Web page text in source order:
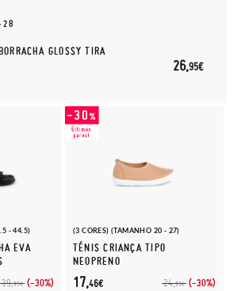
28
GLOSSY TIRA
26,95€
- 44.5)
EVA
39,95€ (-30%)
(3 CORES) (TAMANHO 20 - 27)
TÉNIS CRIANÇA TIPO
NEOPRENO
24,95€ (-30%)
17,46€